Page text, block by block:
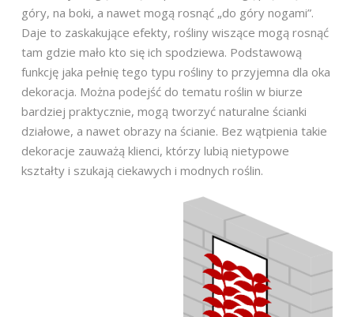
góry, na boki, a nawet mogą rosnąć „do góry nogami”.
Daje to zaskakujące efekty, rośliny wiszące mogą rosnąć
tam gdzie mało kto się ich spodziewa. Podstawową
funkcję jaka pełnię tego typu rośliny to przyjemna dla oka
dekoracja. Można podejść do tematu roślin w biurze
bardziej praktycznie, mogą tworzyć naturalne ścianki
działowe, a nawet obrazy na ścianie. Bez wątpienia takie
dekoracje zauważą klienci, którzy lubią nietypowe
kształty i szukają ciekawych i modnych roślin.